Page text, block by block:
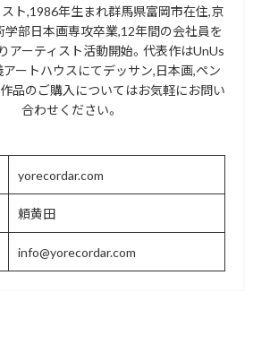
ト,1986年生まれ群馬県富岡市在住,京
学部日本画専攻卒業,12年間の会社員を
アーティスト活動開始。代表作はUnUs
アートハウスにてデッサン,日本画,ペン
品のご購入についてはお気軽にお問い
合わせください。
yorecordar.com
頼黄田
info@yorecordar.com